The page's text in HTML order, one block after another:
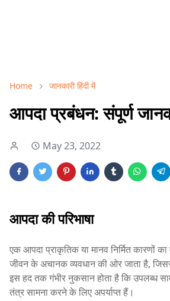
Home जानकारी हिंदी में
आपदा प्रबंधन: संपूर्ण
May 23, 2022
आपदा की परिभाषा
एक आपदा प्राकृतिक या मानव निर्मित कारणों
जीवन के अचानक व्यवधान की ओर जाता है,
इस हद तक गंभीर नुकसान होता है कि उपलब्ध
तंत्र सामना करने के लिए अपर्याप्त हैं।